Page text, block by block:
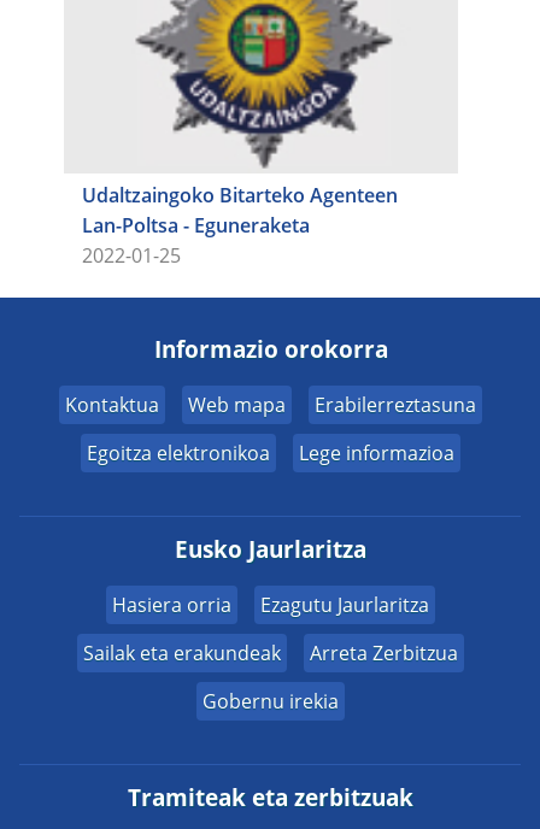
Udaltzaingoko Bitarteko Agenteen
Lan-Poltsa - Eguneraketa
2022-01-25
Informazio orokorra
Kontaktua Web mapa
Erabilerreztasuna
Egoitza elektronikoa
Lege informazioa
Eusko Jaurlaritza
Hasiera orria
Ezagutu Jaurlaritza
Sailak eta erakundeak
Arreta Zerbitzua
Gobernu irekia
Tramiteak eta zerbitzuak